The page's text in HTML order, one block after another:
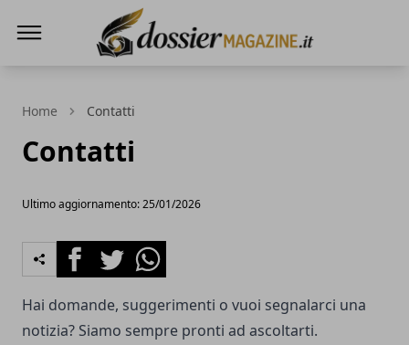
Home Contatti
Contatti
Ultimo aggiornamento: 25/01/2026
FacebookTwitterWhatsapp
Hai domande, suggerimenti o vuoi segnalarci una
notizia? Siamo sempre pronti ad ascoltarti.